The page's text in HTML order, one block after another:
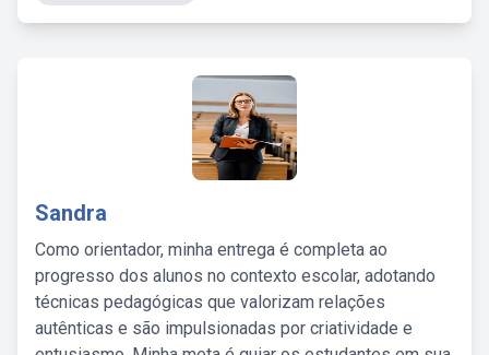
Sandra
Como orientador, minha entrega é completa ao
progresso dos alunos no contexto escolar, adotando
técnicas pedagógicas que valorizam relações
autênticas e são impulsionadas por criatividade e